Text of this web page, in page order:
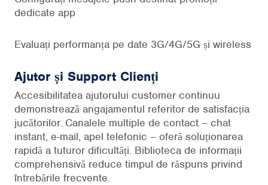
dedicate app
Evaluați performanța pe date 3G/4G/5G și wireless
Ajutor și Support Clienți
Accesibilitatea ajutorului customer continuu
demonstrează angajamentul referitor de satisfacția
jucătorilor. Canalele multiple de contact – chat
instant, e-mail, apel telefonic – oferă soluționarea
rapidă a tuturor dificultăți. Biblioteca de informații
comprehensivă reduce timpul de răspuns privind
întrebările frecvente.